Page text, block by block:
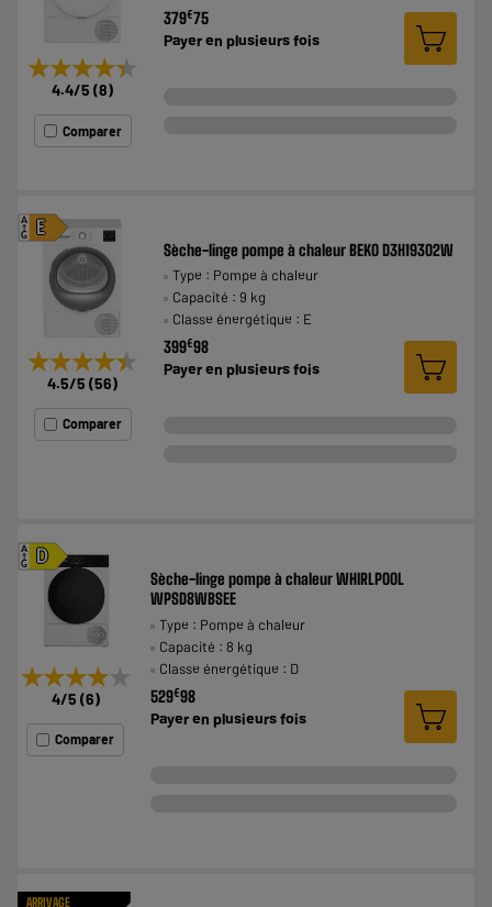
★★★★★
★★★★★
4.4/5 (8)
Comparer
379€75
Payer en plusieurs fois
E
A
G
★★★★★
★★★★★
4.5/5 (56)
Comparer
Sèche-linge pompe à chaleur BEKO D3H19302W
Type : Pompe à chaleur
Capacité : 9 kg
Classe énergétique : E
399€98
Payer en plusieurs fois
D
A
G
★★★★★
★★★★★
4/5 (6)
Comparer
Sèche-linge pompe à chaleur WHIRLPOOL
WPSD8WBSEE
Type : Pompe à chaleur
Capacité : 8 kg
Classe énergétique : D
529€98
Payer en plusieurs fois
ARRIVAGE